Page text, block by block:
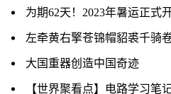
大国重器创造中国奇迹